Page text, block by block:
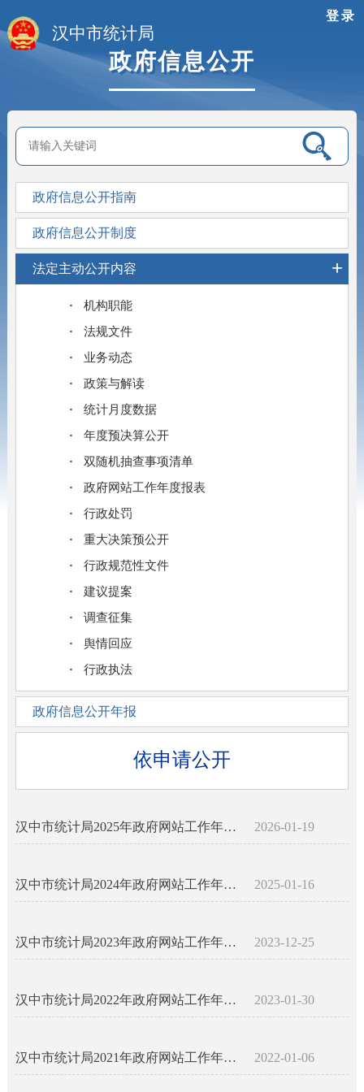
登录
汉中市统计局
政府信息公开
政府信息公开指南
政府信息公开制度
法定主动公开内容 +
机构职能
法规文件
业务动态
政策与解读
统计月度数据
年度预决算公开
双随机抽查事项清单
政府网站工作年度报表
行政处罚
重大决策预公开
行政规范性文件
建议提案
调查征集
舆情回应
行政执法
政府信息公开年报
依申请公开
汉中市统计局2025年政府网站工作年度报表 2026-01-19
汉中市统计局2024年政府网站工作年度报表 2025-01-16
汉中市统计局2023年政府网站工作年度报表 2023-12-25
汉中市统计局2022年政府网站工作年度报表 2023-01-30
汉中市统计局2021年政府网站工作年度报表 2022-01-06